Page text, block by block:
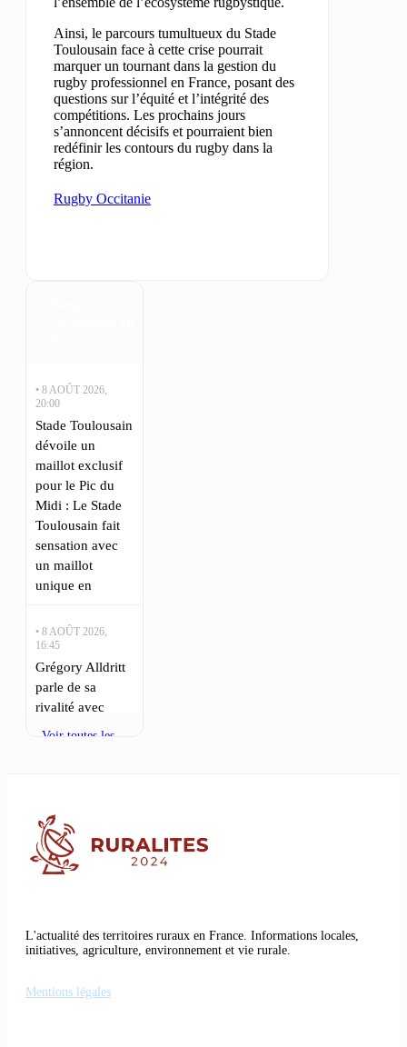
Ainsi, le parcours tumultueux du Stade
Toulousain face à cette crise pourrait
marquer un tournant dans la gestion du
rugby professionnel en France, posant des
questions sur l’équité et l’intégrité des
compétitions. Les prochains jours
s’annoncent décisifs et pourraient bien
redéfinir les contours du rugby dans la
région.
Rugby Occitanie
• 8 AOÛT 2026,
20:00
Stade Toulousain
dévoile un
maillot exclusif
pour le Pic du
Midi : Le Stade
Toulousain fait
sensation avec
un maillot
unique en
• 8 AOÛT 2026,
16:45
Grégory Alldritt
parle de sa
rivalité avec
Stade Bordelais,
suscite tant
XIII et XV :
Toulouse,
réciproque du
Voir toutes les
L'actualité des territoires ruraux en France. Informations locales,
initiatives, agriculture, environnement et vie rurale.
Mentions légales